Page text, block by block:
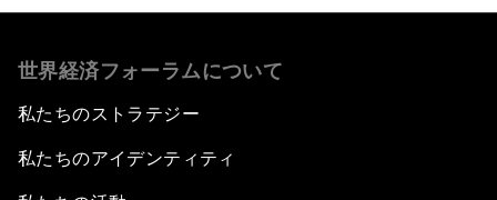
世界経済フォーラムについて
私たちのストラテジー
私たちのアイデンティティ